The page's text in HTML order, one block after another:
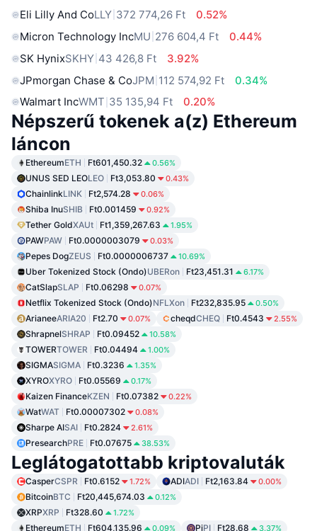
Eli Lilly And CoLLY 372 774,26 Ft
0.52%
Micron Technology IncMU 276 604,4 Ft
0.44%
SK HynixSKHY 43 426,8 Ft
3.92%
JPmorgan Chase & CoJPM 112 574,92 Ft
0.34%
Walmart IncWMT 35 135,94 Ft 0.20%
Népszerű tokenek a(z) Ethereum
láncon
EthereumETH Ft601,450.32 0.56%
UNUS SED LEOLEO Ft3,053.80 0.43%
ChainlinkLINK Ft2,574.28 0.06%
Shiba InuSHIB Ft0.001459 0.92%
Tether GoldXAUt Ft1,359,267.63 1.95%
PAWPAW Ft0.0000003079 0.03%
Pepes DogZEUS Ft0.0000006737 10.69%
Uber Tokenized Stock (Ondo)UBERon Ft23,451.31 6.17%
CatSlapSLAP Ft0.06298 0.07%
Netflix Tokenized Stock (Ondo)NFLXon Ft232,835.95 0.50%
ArianeeARIA20 Ft2.70 0.07% cheqdCHEQ Ft0.4543 2.55%
ShrapnelSHRAP Ft0.09452 10.58%
TOWERTOWER Ft0.04494 1.00%
SIGMASIGMA Ft0.3236 1.35%
XYROXYRO Ft0.05569 0.17%
Kaizen FinanceKZEN Ft0.07382 0.22%
WatWAT Ft0.00007302 0.08%
Sharpe AISAI Ft0.2824 2.61%
PresearchPRE Ft0.07675 38.53%
Leglátogatottabb kriptovaluták
CasperCSPR Ft0.6152 1.72% ADIADI Ft2,163.84 0.00%
BitcoinBTC Ft20,445,674.03 0.12%
XRPXRP Ft328.60 1.72%
EthereumETH Ft604,135.96 0.09% PiPI Ft28.68 3.37%